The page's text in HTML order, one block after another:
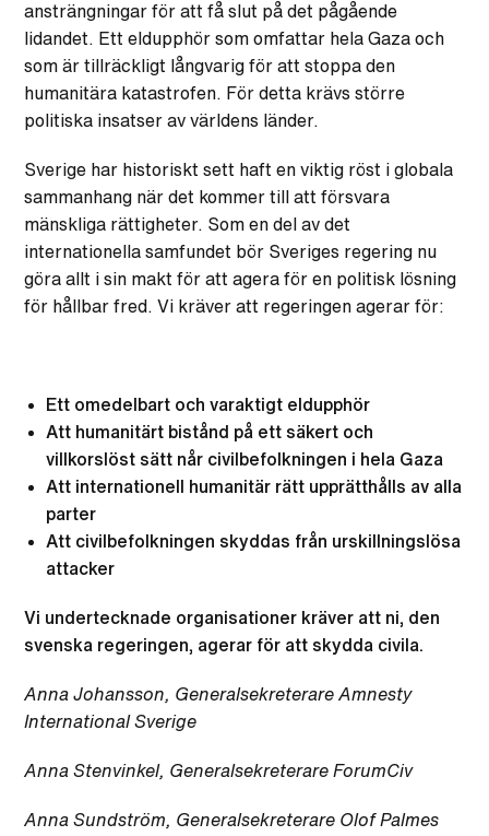
ansträngningar för att få slut på det pågående
lidandet. Ett eldupphör som omfattar hela Gaza och
som är tillräckligt långvarig för att stoppa den
humanitära katastrofen. För detta krävs större
politiska insatser av världens länder.
Sverige har historiskt sett haft en viktig röst i globala
sammanhang när det kommer till att försvara
mänskliga rättigheter. Som en del av det
internationella samfundet bör Sveriges regering nu
göra allt i sin makt för att agera för en politisk lösning
för hållbar fred. Vi kräver att regeringen agerar för:
Ett omedelbart och varaktigt eldupphör
Att humanitärt bistånd på ett säkert och
villkorslöst sätt når civilbefolkningen i hela Gaza
Att internationell humanitär rätt upprätthålls av alla
parter
Att civilbefolkningen skyddas från urskillningslösa
attacker
Vi undertecknade organisationer kräver att ni, den
svenska regeringen, agerar för att skydda civila.
Anna Johansson, Generalsekreterare Amnesty
International Sverige
Anna Stenvinkel, Generalsekreterare ForumCiv
Anna Sundström, Generalsekreterare Olof Palmes